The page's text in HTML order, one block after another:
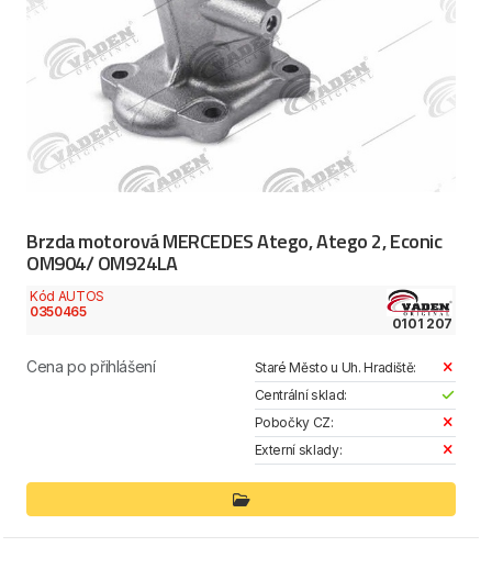
Brzda motorová MERCEDES Atego, Atego 2, Econic
OM904/ OM924LA
Kód AUTOS
0350465
0101 207
Cena po přihlášení
Staré Město u Uh. Hradiště:
Centrální sklad:
Pobočky CZ:
Externí sklady: